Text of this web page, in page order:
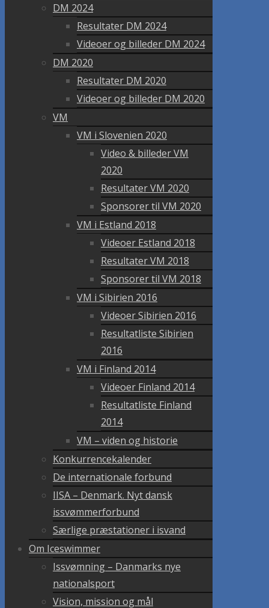
DM 2024
Resultater DM 2024
Videoer og billeder DM 2024
DM 2020
Resultater DM 2020
Videoer og billeder DM 2020
VM
VM i Slovenien 2020
Video & billeder VM
2020
Resultater VM 2020
Sponsorer til VM 2020
VM i Estland 2018
Videoer Estland 2018
Resultater VM 2018
Sponsorer til VM 2018
VM i Sibirien 2016
Videoer Sibirien 2016
Resultatliste Sibirien
2016
VM i Finland 2014
Videoer Finland 2014
Resultatliste Finland
2014
VM – viden og historie
Konkurrencekalender
De internationale forbund
IISA – Denmark. Nyt dansk
issvømmerforbund
Særlige præstationer i isvand
Om Iceswimmer
Issvømning – Danmarks nye
nationalsport
Vision, mission og mål